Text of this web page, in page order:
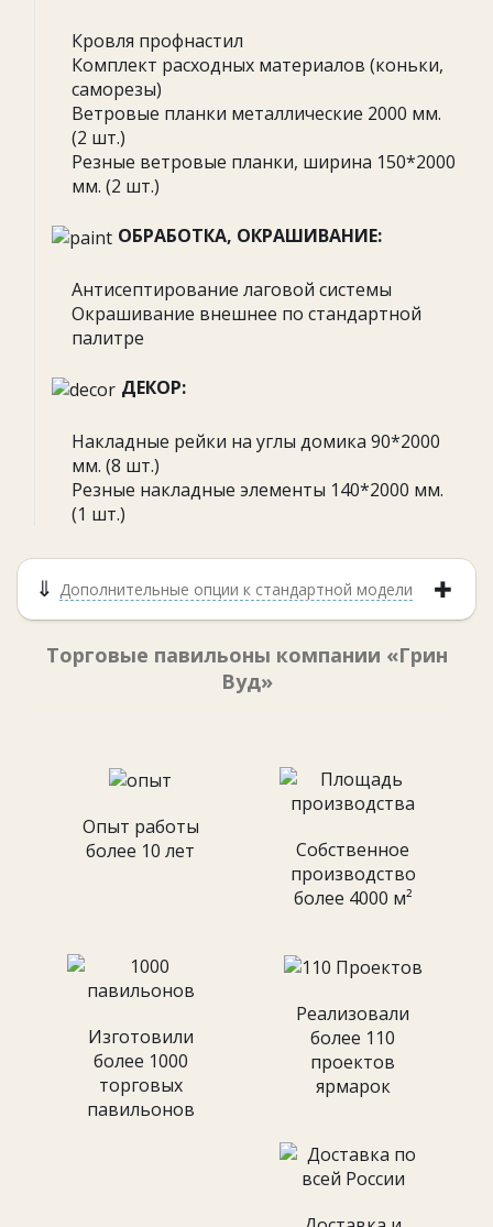
Кровля профнастил
Комплект расходных материалов (коньки,
саморезы)
Ветровые планки металлические 2000 мм.
(2 шт.)
Резные ветровые планки, ширина 150*2000
мм. (2 шт.)
ОБРАБОТКА, ОКРАШИВАНИЕ:
Антисептирование лаговой системы
Окрашивание внешнее по стандартной
палитре
ДЕКОР:
Накладные рейки на углы домика 90*2000
мм. (8 шт.)
Резные накладные элементы 140*2000 мм.
(1 шт.)
Дополнительные опции к стандартной модели
Торговые павильоны компании «Грин
Вуд»
Опыт работы
более 10 лет
Собственное
производство
более 4000 м²
Изготовили
более 1000
торговых
павильонов
Реализовали
более 110
проектов
ярмарок